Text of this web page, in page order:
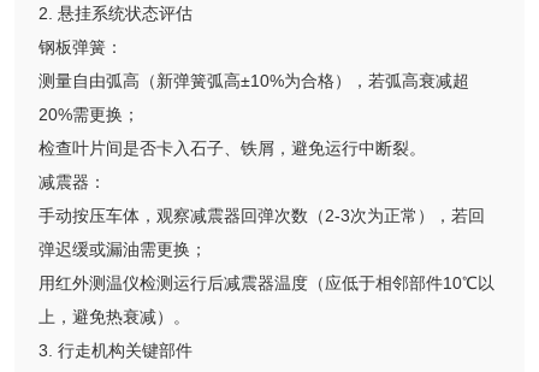
2. 悬挂系统状态评估
钢板弹簧：
测量自由弧高（新弹簧弧高±10%为合格），若弧高衰减超
20%需更换；
检查叶片间是否卡入石子、铁屑，避免运行中断裂。
减震器：
手动按压车体，观察减震器回弹次数（2-3次为正常），若回
弹迟缓或漏油需更换；
用红外测温仪检测运行后减震器温度（应低于相邻部件10℃以
上，避免热衰减）。
3. 行走机构关键部件